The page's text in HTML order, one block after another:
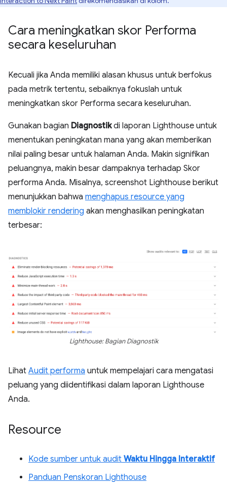
Cara meningkatkan skor Performa
secara keseluruhan
Kecuali jika Anda memiliki alasan khusus untuk berfokus
pada metrik tertentu, sebaiknya fokuslah untuk
meningkatkan skor Performa secara keseluruhan.
Gunakan bagian Diagnostikdi laporan Lighthouse untuk
menentukan peningkatan mana yang akan memberikan
nilai paling besar untuk halaman Anda. Makin signifikan
peluangnya, makin besar dampaknya terhadap Skor
performa Anda. Misalnya, screenshot Lighthouse berikut
menunjukkan bahwa menghapus resource yang
memblokir rendering akan menghasilkan peningkatan
terbesar:
Lighthouse: Bagian Diagnostik
Lihat Audit performa untuk mempelajari cara mengatasi
peluang yang diidentifikasi dalam laporan Lighthouse
Anda.
Resource
Kode sumber untuk audit Waktu Hingga Interaktif
Panduan Penskoran Lighthouse